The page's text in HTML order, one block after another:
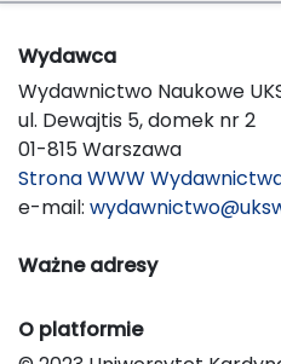
Wydawca
Wydawnictwo Naukowe
ul. Dewajtis 5, domek nr 2
01-815 Warszawa
Strona WWW
e-mail:
Ważne adresy
O platformie